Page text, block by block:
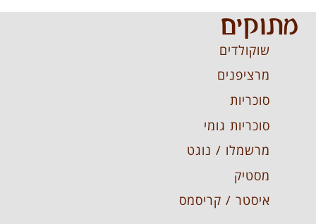
מתוקים
שוקולדים
מרציפנים
סוכריות
סוכריות גומי
מרשמלו / נוגט
מסטיק
איסטר / קריסמס